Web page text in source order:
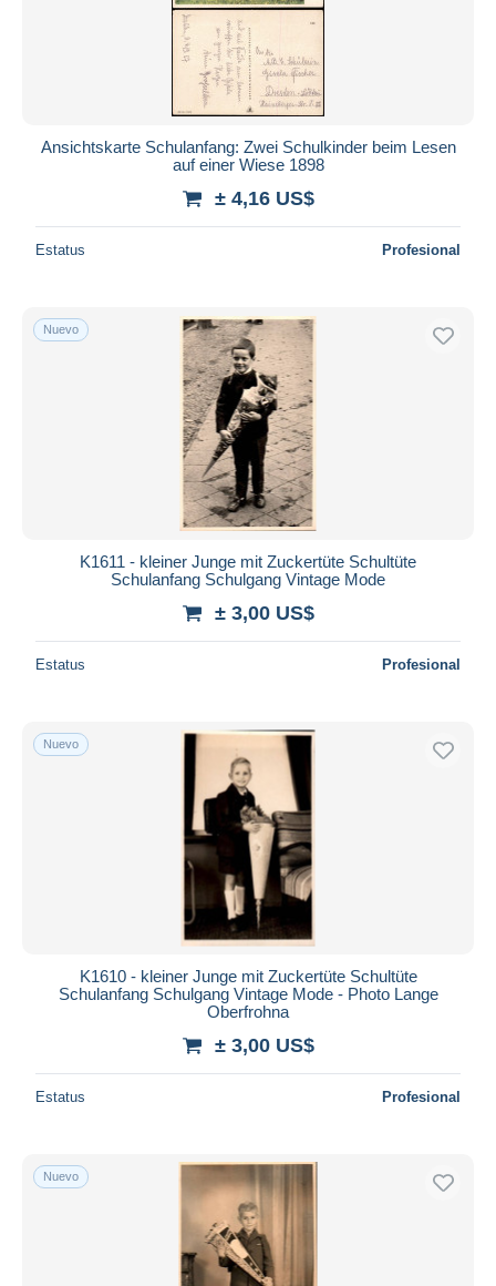
Ansichtskarte Schulanfang: Zwei Schulkinder beim Lesen
auf einer Wiese 1898
± 4,16 US$
Estatus Profesional
Nuevo
K1611 - kleiner Junge mit Zuckertüte Schultüte
Schulanfang Schulgang Vintage Mode
± 3,00 US$
Estatus Profesional
Nuevo
K1610 - kleiner Junge mit Zuckertüte Schultüte
Schulanfang Schulgang Vintage Mode - Photo Lange
Oberfrohna
± 3,00 US$
Estatus Profesional
Nuevo